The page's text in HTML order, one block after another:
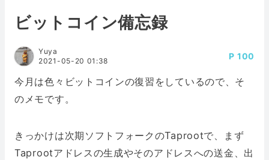
ビットコイン備忘録
Yuya
2021-05-20 01:38
100
今月は色々ビットコインの復習をしているので、そ
のメモです。
きっかけは次期ソフトフォークのTaprootで、まず
Taprootアドレスの生成やそのアドレスへの送金、出